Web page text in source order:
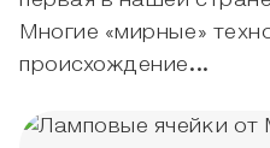
Многие «мирные»
происхождение...